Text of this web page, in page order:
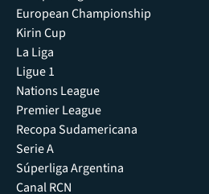
European Championship
Kirin Cup
La Liga
Ligue 1
Nations League
Premier League
Recopa Sudamericana
Serie A
Súperliga Argentina
Canal RCN